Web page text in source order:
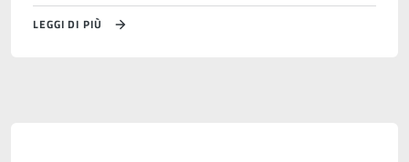
LEGGI DI PIÙ